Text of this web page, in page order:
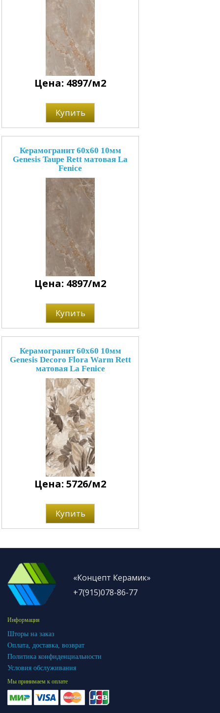
Цена: 4897/м2
Купить
Керамогранит 60x60 10мм
Genesis Taupe Rett матовая La
Fenice
Цена: 4897/м2
Купить
Керамогранит 60x60 10мм
Genesis Decoro Flora Warm Rett
матовая La Fenice
Цена: 5726/м2
Купить
«Концепт Керамик»
+7(915)078-86-77
Информация
Шторы на заказ
Оплата, доставка, возврат
Политика конфиденциальности
Условия обслуживания
Мы принимаем к оплате